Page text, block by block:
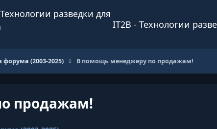
IT2B - Технологии
форума (2003-2025) В помощь менеджеру по продажам!
продажам!